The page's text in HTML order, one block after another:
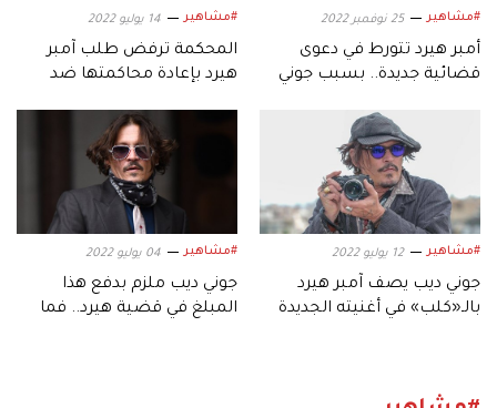
#مشاهير 25 نوفمبر 2022
أمبر هيرد تتورط في دعوى
قضائية جديدة.. بسبب جوني
#مشاهير 14 يوليو 2022
المحكمة ترفض طلب آمبر
هيرد بإعادة محاكمتها ضد
#مشاهير 12 يوليو 2022
جوني ديب يصف آمبر هيرد
بالـ«كلب» في أغنيته الجديدة
#مشاهير 04 يوليو 2022
جوني ديب ملزم بدفع هذا
المبلغ في قضية هيرد.. فما